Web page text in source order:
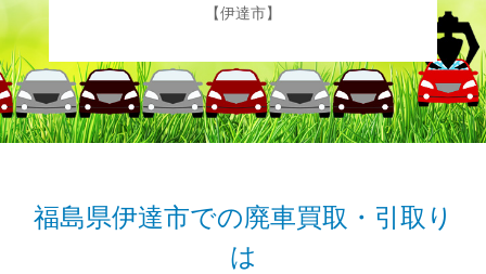
【伊達市】
福島県伊達市での廃車買取・引取り
は
お役立ち情報
お知らせ